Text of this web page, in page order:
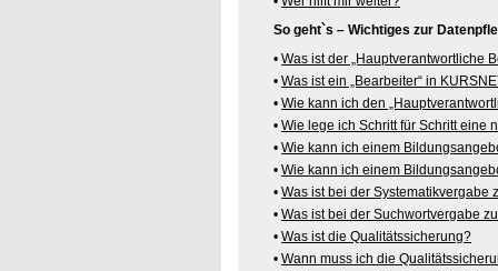
So geht`s – Wichtiges zur
• Was ist der „Hauptverantwortliche
• Was ist ein „Bearbeiter“ in
• Wie kann ich den
• Wie lege ich Schritt für Schritt eine
• Wie kann ich einem
• Wie kann ich einem
• Was ist bei der Systematikvergabe
• Was ist bei der Suchwortvergabe
• Was ist die Qualitätssicherung?
• Wann muss ich die